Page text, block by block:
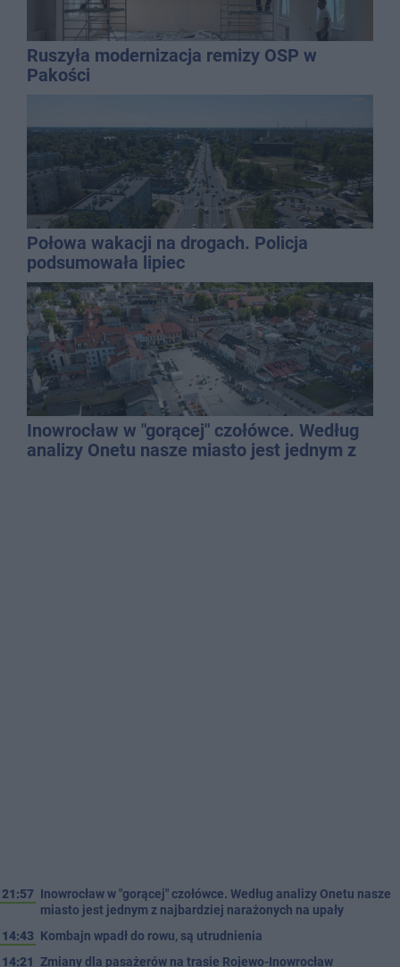
Ruszyła modernizacja remizy OSP w
Pakości
Połowa wakacji na drogach. Policja
podsumowała lipiec
Inowrocław w "gorącej" czołówce. Według
analizy Onetu nasze miasto jest jednym z
21:57 Inowrocław w "gorącej" czołówce. Według analizy Onetu nasze
miasto jest jednym z najbardziej narażonych na upały
14:43 Kombajn wpadł do rowu, są utrudnienia
14:21 Zmiany dla pasażerów na trasie Rojewo-Inowrocław